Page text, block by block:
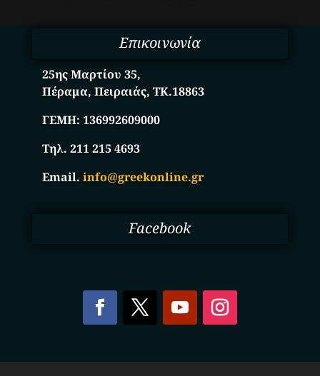
Επικοινωνία
25ης Μαρτίου 35,
Πέραμα, Πειραιάς, ΤΚ.18863
ΓΕΜΗ:136992609000
Τηλ. 211 215 4693
Email.info@greekonline.gr
Facebook